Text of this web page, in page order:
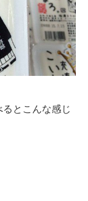
とこんな感じ